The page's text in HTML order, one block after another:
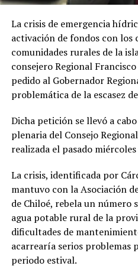
La crisis de emergencia
activación de fondos con los
comunidades rurales de la
consejero Regional
pedido al Gobernador
problemática de la escasez
Dicha petición se llevó a
plenaria del Consejo
realizada el pasado
La crisis, identificada por
mantuvo con la Asociación
de Chiloé, rebela un número
agua potable rural de la
dificultades de
acarrearía serios problemas
periodo estival.